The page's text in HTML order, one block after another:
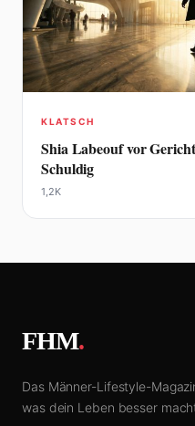
KLATSCH
Shia Labeouf vor
Schuldig
1,2K
FHM.
Das Männer-Lifestyle-
was dein Leben besser